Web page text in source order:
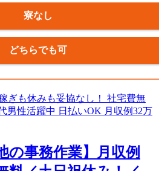
寮なし
どちらでも可
の事務作業】月収例